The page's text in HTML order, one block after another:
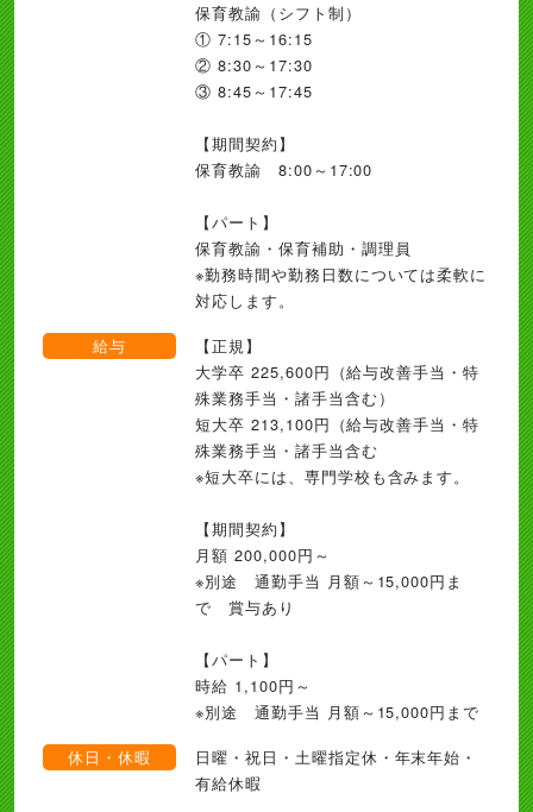
保育教諭（シフト制）
① 7:15～16:15
② 8:30～17:30
③ 8:45～17:45
【期間契約】
保育教諭 8:00～17:00
【パート】
保育教諭・保育補助・調理員
※勤務時間や勤務日数については柔軟に
対応します。
給与
【正規】
大学卒 225,600円（給与改善手当・特
殊業務手当・諸手当含む）
短大卒 213,100円（給与改善手当・特
殊業務手当・諸手当含む
※短大卒には、専門学校も含みます。
【期間契約】
月額 200,000円～
※別途 通勤手当 月額～15,000円ま
で 賞与あり
【パート】
時給 1,100円～
※別途 通勤手当 月額～15,000円まで
休日・休暇
日曜・祝日・土曜指定休・年末年始・
有給休暇